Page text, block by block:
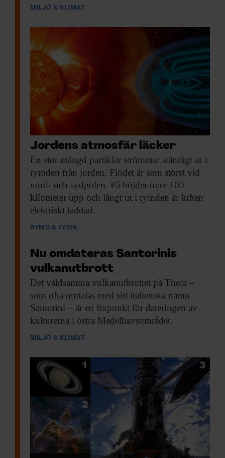
MILJÖ & KLIMAT
Jordens atmosfär läcker
En stor mängd partiklar strömmar ständigt ut i
rymden från jorden. Flödet är som störst vid
nord- och sydpolen. På höjder över 100
kilometer upp och långt ut i rymden är luften
elektriskt laddad.
RYMD & FYSIK
Nu omdateras Santorinis
vulkanutbrott
Det våldsamma vulkanutbrottet på Thera –
som ofta omtalas med sitt italienska namn
Santorini – är en fixpunkt för dateringen av
kulturerna i östra Medelhavsområdet.
MILJÖ & KLIMAT